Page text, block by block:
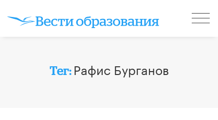
Тег: Рафис Бурганов